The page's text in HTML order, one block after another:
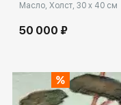
Масло, Холст, 30 x 40 см
50 000 ₽